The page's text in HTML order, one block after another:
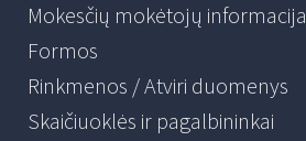
Mokesčių mokėtojų informacija
Formos
Rinkmenos / Atviri duomenys
Skaičiuoklės ir pagalbininkai